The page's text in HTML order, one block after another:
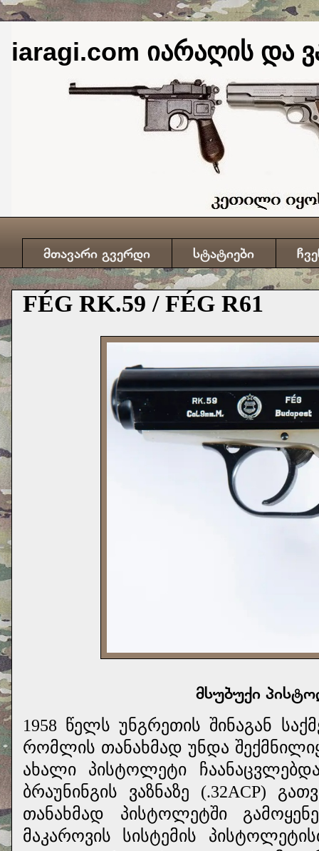
iaragi.com იარაღის და
მთავარი გვერდი სტატიები
FÉG RK.59 / FÉG R61
მსუბუქი
1958 წელს უნგრეთის შინაგან
რომლის თანახმად უნდა
ახალი პისტოლეტი
ბრაუნინგის ვაზნაზე (.32ACP)
თანახმად პისტოლეტში
მაკაროვის სისტემის